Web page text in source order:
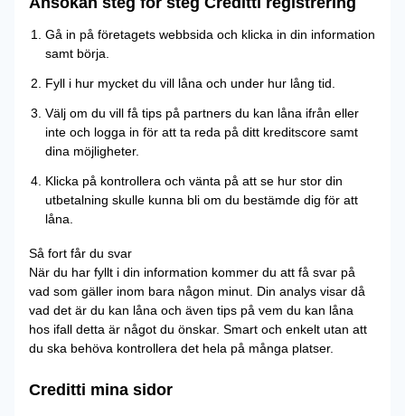
Gå in på företagets webbsida och klicka in din information
samt börja.
Fyll i hur mycket du vill låna och under hur lång tid.
Välj om du vill få tips på partners du kan låna ifrån eller
inte och logga in för att ta reda på ditt kreditscore samt
dina möjligheter.
Klicka på kontrollera och vänta på att se hur stor din
utbetalning skulle kunna bli om du bestämde dig för att
låna.
Så fort får du svar
När du har fyllt i din information kommer du att få svar på
vad som gäller inom bara någon minut. Din analys visar då
vad det är du kan låna och även tips på vem du kan låna
hos ifall detta är något du önskar. Smart och enkelt utan att
du ska behöva kontrollera det hela på många platser.
Creditti mina sidor